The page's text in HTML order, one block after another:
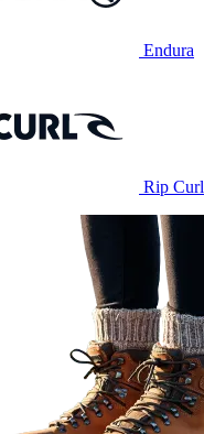
Endura
Rip Curl